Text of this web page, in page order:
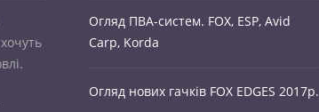
Огляд ПВА-систем. FOX, ESP, Avid
Carp, Korda
Огляд нових гачків FOX EDGES 2017р.